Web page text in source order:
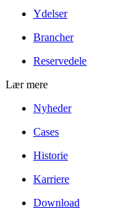
Ydelser
Brancher
Reservedele
Lær mere
Nyheder
Cases
Historie
Karriere
Download